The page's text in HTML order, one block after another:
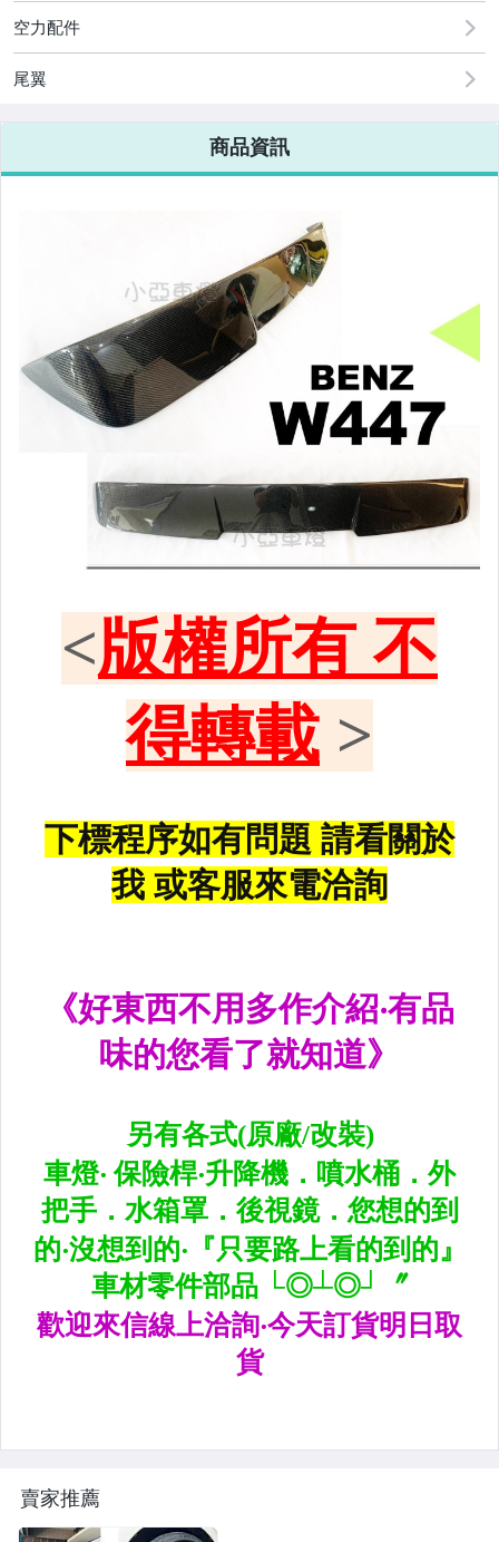
原廠=規格大燈.正廠大燈
改裝=R8燈眉款DRL大燈
改裝=光圈魚眼大燈.一般魚眼大燈
超薄型HID氙氣燈泡.大燈燈泡
通用型DRL日行燈.R8日行燈
原廠型=角燈.晶鑽.黑框.黃角燈
前保桿小燈.晶鑽.黑框小燈
LED側燈.晶鑽.燻黑.黃側燈
原廠型尾燈.紅白晶鑽尾燈
黑框尾燈.圓燈型尾燈.LED尾燈
前後保桿側燈.後保桿LED反光片
原廠型霧燈.晶鑽及燻黑霧燈.
各車系LED後保桿下霧燈
專用型魚眼霧燈.光圈魚眼霧燈
LED第三剎車燈.LED燈泡
各車系專用DRL日行燈
升降機.汽車零件.鈑金零件
內.外把手.後視鏡.LED後視鏡
大燈框.後燈框.側燈框.霧燈框
煞車油門踏板.冷光迎賓踏板
排氣管.內龜板.下護板.擋泥板
牌照燈.室內燈.照地燈
原廠改裝水箱罩.通風網
避震器.卡鉗.來另片.短彈簧
CUSCO / HARDRACE 各車系結構桿.拉桿
空力配件
尾翼
商品資訊
賣家推薦